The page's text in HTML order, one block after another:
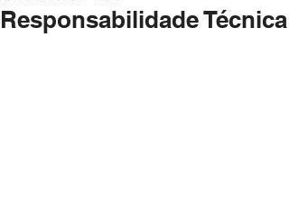
Responsabilidade Técnica